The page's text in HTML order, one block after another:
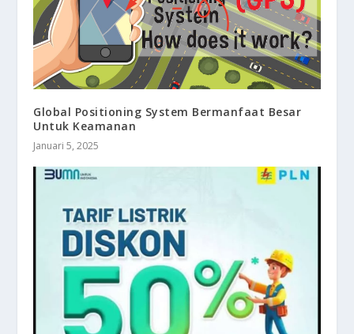
Global Positioning System Bermanfaat Besar
Untuk Keamanan
Januari 5, 2025